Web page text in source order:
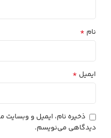
نام *
ایمیل *
ذخیره نام، ایمیل و وبسایت
دیدگاهی می‌نویسم.